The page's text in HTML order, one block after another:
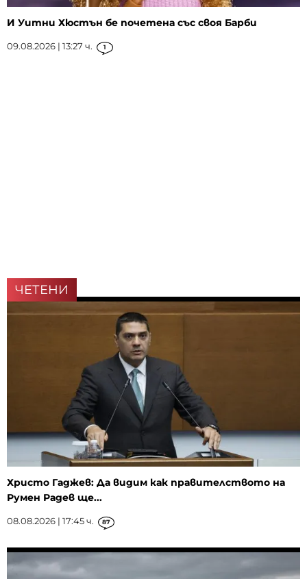
И Уитни Хюстън бе почетена със своя Барби
09.08.2026 | 13:27 ч. 1
ЧЕТЕНИ
Христо Гаджев: Да видим как правителството на
Румен Радев ще...
08.08.2026 | 17:45 ч. 87